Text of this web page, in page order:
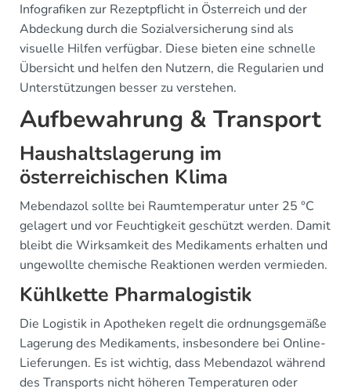
Infografiken zur Rezeptpflicht in Österreich und der
Abdeckung durch die Sozialversicherung sind als
visuelle Hilfen verfügbar. Diese bieten eine schnelle
Übersicht und helfen den Nutzern, die Regularien und
Unterstützungen besser zu verstehen.
Aufbewahrung & Transport
Haushaltslagerung im
österreichischen Klima
Mebendazol sollte bei Raumtemperatur unter 25 °C
gelagert und vor Feuchtigkeit geschützt werden. Damit
bleibt die Wirksamkeit des Medikaments erhalten und
ungewollte chemische Reaktionen werden vermieden.
Kühlkette Pharmalogistik
Die Logistik in Apotheken regelt die ordnungsgemäße
Lagerung des Medikaments, insbesondere bei Online-
Lieferungen. Es ist wichtig, dass Mebendazol während
des Transports nicht höheren Temperaturen oder